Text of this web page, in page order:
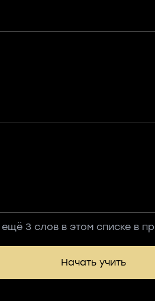
3 слов в этом списке в
Начать учить